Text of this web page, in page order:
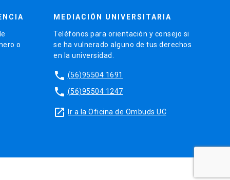
o
MEDIACIÓN UNIVERSITARIA
Teléfonos para orientación y consejo si
se ha vulnerado alguno de tus derechos
en la universidad.
phone (56)95504 1691
phone (56)95504 1247
launch Ir a la Oficina de Ombuds UC